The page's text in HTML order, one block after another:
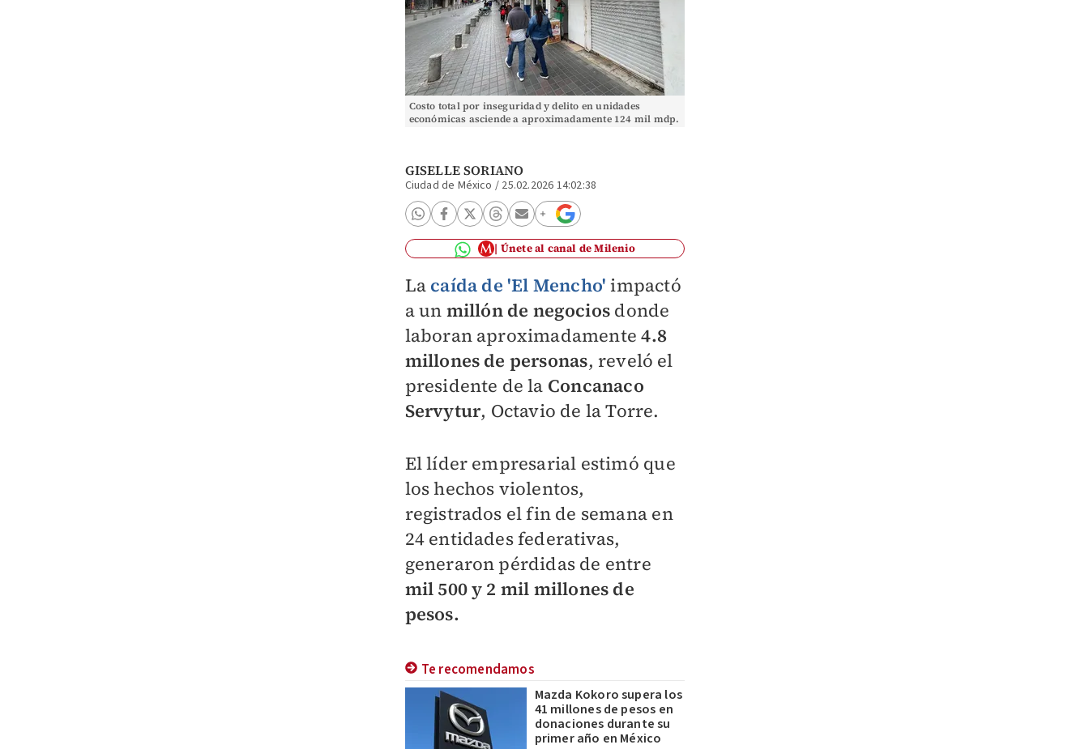
Costo total por inseguridad y delito en unidades
económicas asciende a aproximadamente 124 mil mdp.
GISELLE SORIANO
Ciudad de México / 25.02.2026 14:02:38
Únete al canal de Milenio
La caída de 'El Mencho' impactó
a un millón de negocios donde
laboran aproximadamente 4.8
millones de personas, reveló el
presidente de la Concanaco
Servytur, Octavio de la Torre.
El líder empresarial estimó que
los hechos violentos,
registrados el fin de semana en
24 entidades federativas,
generaron pérdidas de entre
mil 500 y 2 mil millones de
pesos.
Te recomendamos
Mazda Kokoro supera los
41 millones de pesos en
donaciones durante su
primer año en México